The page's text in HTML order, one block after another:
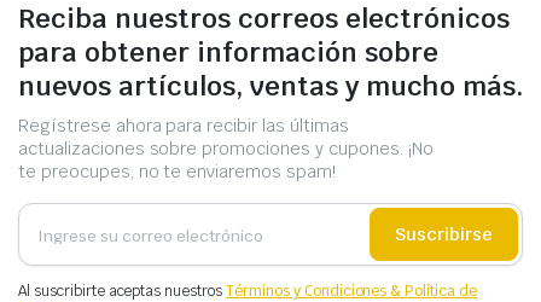
Reciba nuestros correos electrónicos
para obtener información sobre
nuevos artículos, ventas y mucho más.
Regístrese ahora para recibir las últimas
actualizaciones sobre promociones y cupones. ¡No
te preocupes, no te enviaremos spam!
Suscribirse
Al suscribirte aceptas nuestrosTérminos y Condiciones & Política de